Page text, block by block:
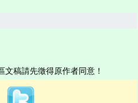
文稿請先徵得原作者同意！